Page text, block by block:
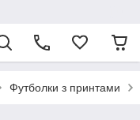
Футболки з принтами